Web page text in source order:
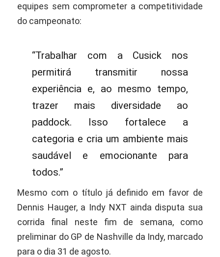
equipes sem comprometer a competitividade
do campeonato:
“Trabalhar com a Cusick nos
permitirá transmitir nossa
experiência e, ao mesmo tempo,
trazer mais diversidade ao
paddock. Isso fortalece a
categoria e cria um ambiente mais
saudável e emocionante para
todos.”
Mesmo com o título já definido em favor de
Dennis Hauger, a Indy NXT ainda disputa sua
corrida final neste fim de semana, como
preliminar do GP de Nashville da Indy, marcado
para o dia 31 de agosto.